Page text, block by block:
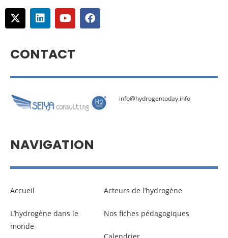
CONTACT
info@hydrogentoday.info
NAVIGATION
Accueil
L’hydrogène dans le
monde
Acteurs de l’hydrogène
Nos fiches pédagogiques